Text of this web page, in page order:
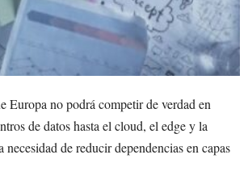
Europa no podrá competir de verdad en
de datos hasta el cloud, el edge y la
de reducir dependencias en capas